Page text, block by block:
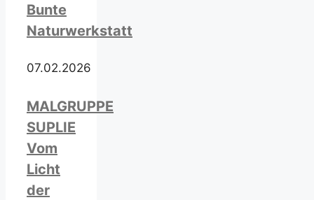
Bunte
Naturwerkstatt
07.02.2026
MALGRUPPE
SUPLIE
Vom
Licht
der